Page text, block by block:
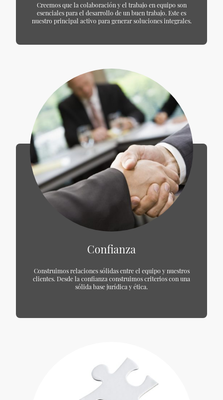
Creemos que la colaboración y el trabajo en equipo son
esenciales para el desarrollo de un buen trabajo. Este es
nuestro principal activo para generar soluciones integrales.
Confianza
Construimos relaciones sólidas entre el equipo y nuestros
clientes. Desde la confianza construimos criterios con una
sólida base jurídica y ética.